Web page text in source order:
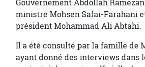
Gouvernement Abdollah
ministre Mohsen Safai-Farahani
président Mohammad Ali Abtahi.
Il a été consulté par la famille de
ayant donné des interviews dans